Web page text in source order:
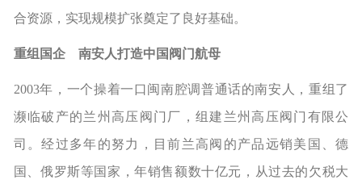
合资源，实现规模扩张奠定了良好基础。
重组国企 南安人打造中国阀门航母
2003年，一个操着一口闽南腔调普通话的南安人，重组了
濒临破产的兰州高压阀门厂，组建兰州高压阀门有限公
司。经过多年的努力，目前兰高阀的产品远销美国、德
国、俄罗斯等国家，年销售额数十亿元，从过去的欠税大